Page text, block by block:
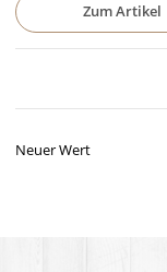
Zum Artikel
Neuer Wert